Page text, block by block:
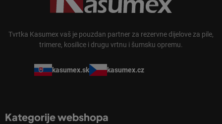
Tvrtka Kasumex vaš je pouzdan partner za rezervne dijelove za pile,
trimere, kosilice i drugu vrtnu i šumsku opremu.
kasumex.sk kasumex.cz
Kategorije webshopa